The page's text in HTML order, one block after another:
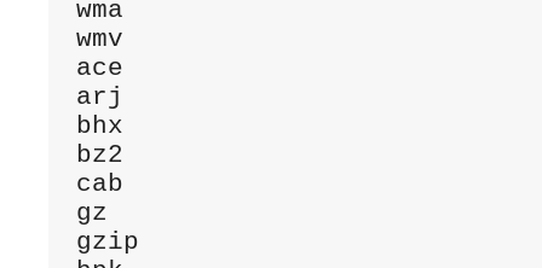
wma
wmv
ace
arj
bhx
bz2
cab
gz
gzip